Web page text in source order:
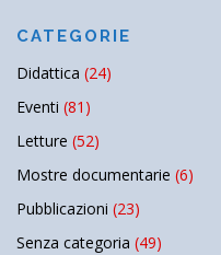
CATEGORIE
Didattica (24)
Eventi (81)
Letture (52)
Mostre documentarie (6)
Pubblicazioni (23)
Senza categoria (49)